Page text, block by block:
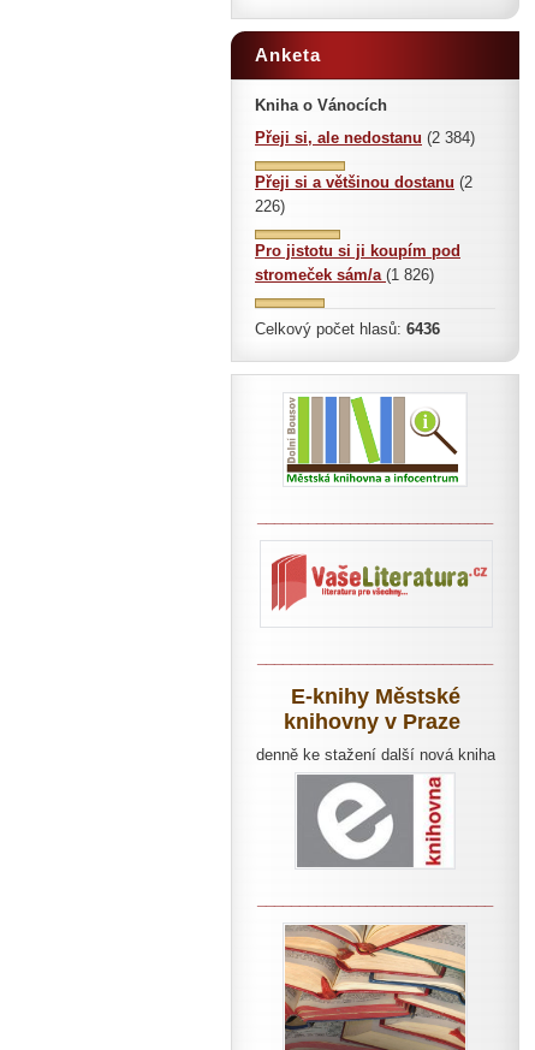
Anketa
Kniha o Vánocích
Přeji si, ale nedostanu (2 384)
Přeji si a většinou dostanu (2
226)
Pro jistotu si ji koupím pod
stromeček sám/a (1 826)
Celkový počet hlasů: 6436
E-knihy Městské
knihovny v Praze
denně ke stažení další nová kniha